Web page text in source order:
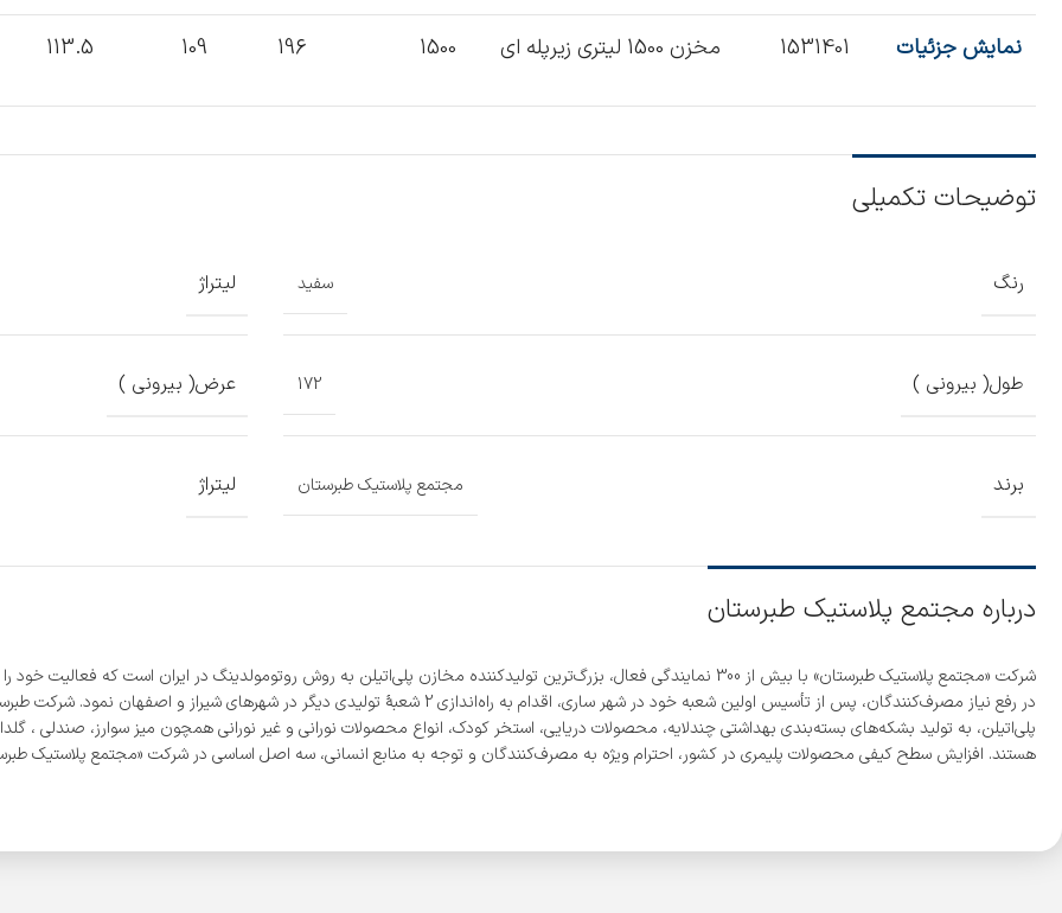
نمایش جزئیات 1531401 مخزن 1500 لیتری زیرپله ای 1500
196
109
113.5
توضیحات تکمیلی
رنگ سفید لیتراژ
طول( بیرونی ) 172 عرض( بیرونی )
برند مجتمع پلاستیک طبرستان لیتراژ
درباره مجتمع پلاستیک طبرستان
در رفع نیاز مصرف‌کنندگان، پس از تأسیس اولین شعبه خود در شهر ساری، اقدام به راه‌اندازی 2 شعبۀ
پلی‌اتیلن، به تولید بشکه‌های بسته‌بندی بهداشتی چندلایه، محصولات دریایی، استخر کودک، انواع محصولات نورانی و غیر نورانی همچون میز سوارز، صندلی ،
هستند. افزایش سطح کیفی محصولات پلیمری در کشور، احترام ویژه به مصرف‌کنندگان و توجه به منابع انسانی، سه اصل اساسی در شرکت «مجتمع پلاستیک